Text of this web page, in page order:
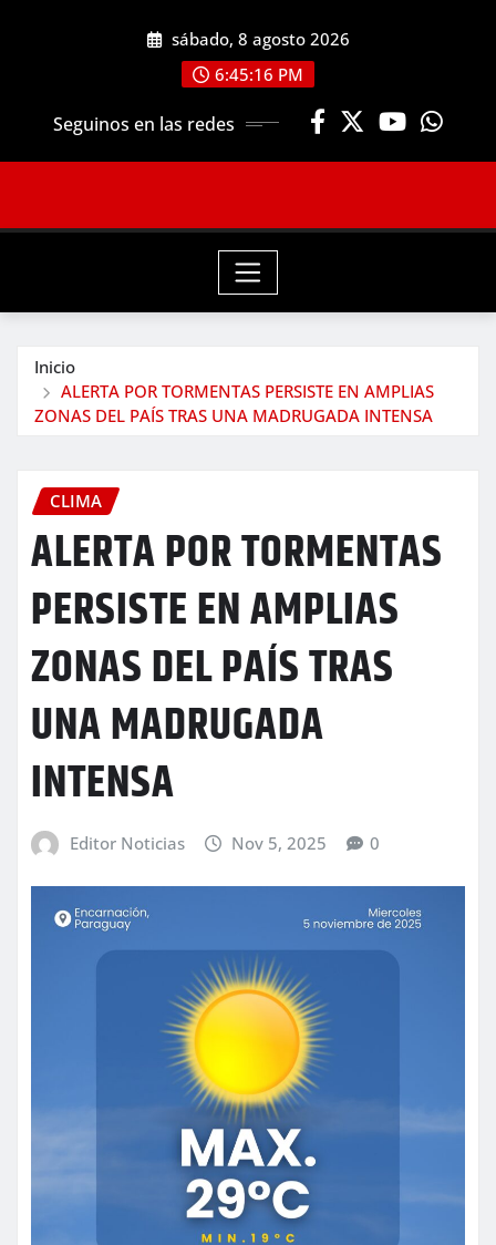
sábado, 8 agosto 2026
6:45:18 PM
Seguinos en las redes
Inicio
ALERTA POR TORMENTAS PERSISTE EN AMPLIAS
ZONAS DEL PAÍS TRAS UNA MADRUGADA INTENSA
CLIMA
ALERTA POR TORMENTAS
PERSISTE EN AMPLIAS
ZONAS DEL PAÍS TRAS
UNA MADRUGADA
INTENSA
Editor Noticias Nov 5, 2025 0